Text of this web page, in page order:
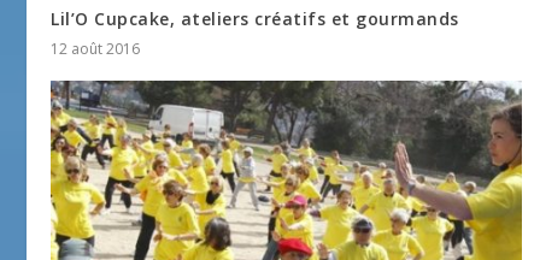
Lil’O Cupcake, ateliers créatifs et gourmands
12 août 2016